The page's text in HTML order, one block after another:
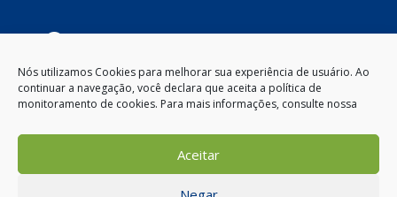
Nós utilizamos Cookies para melhorar sua experiência de usuário. Ao
continuar a navegação, você declara que aceita a política de
monitoramento de cookies. Para mais informações, consulte nossa
Aceitar
Segunda à Sexta-feira
8:00 às 12:00 – 13:30 às 18:00